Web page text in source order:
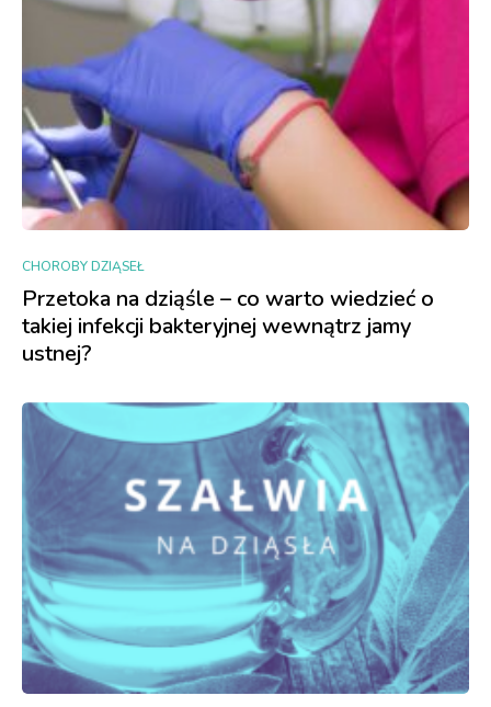
CHOROBY DZIĄSEŁ
Przetoka na dziąśle – co warto wiedzieć o
takiej infekcji bakteryjnej wewnątrz jamy
ustnej?